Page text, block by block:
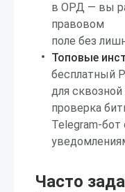
в ОРД — вы
правовом
поле без
Топовые
бесплатный
для сквозной
проверка
Telegram-
Часто